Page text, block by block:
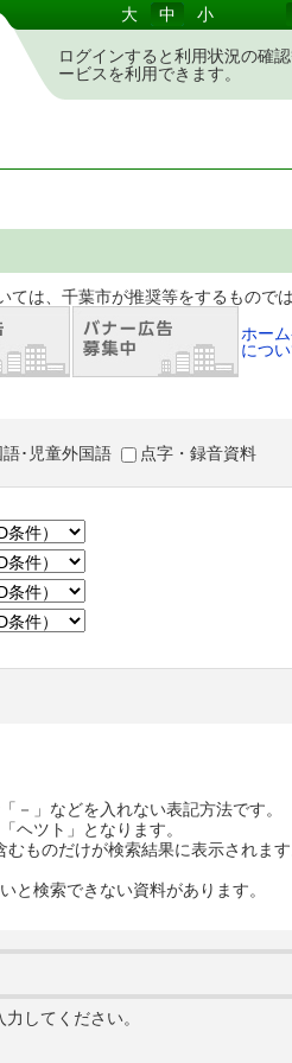
大 中 小
ログインすると利用状況の確
ービスを利用できます。
奨等をするものではあり
ホー
につ
･児童外国語 点字・録音資料
－」などを入れない表記方法です。
ヘツト」となります。
ものだけが検索結果に表示されます
と検索できない資料があります。
してください。